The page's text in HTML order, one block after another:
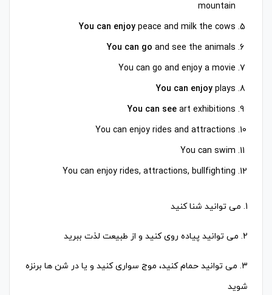
mountain
You can enjoy peace and milk the cows
You can go and see the animals
You can go and enjoy a movie
You can enjoy plays
You can see art exhibitions
You can enjoy rides and attractions
You can swim
You can enjoy rides, attractions, bullfighting
1. می توانید شنا کنید
2. می توانید پیاده روی کنید و از طبیعت لذت ببرید
3. می توانید حمام کنید، موج سواری کنید و یا در شن ها برنزه
شوید